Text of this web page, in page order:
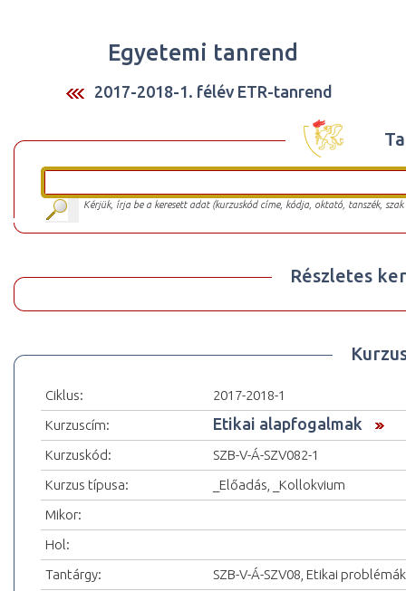
Egyetemi tanrend
2017-2018-1. félév ETR-tanrend
Kérjük, írja be a keresett adat (kurzuskód címe, kódja, oktató, tanszék,
Részletes
Ciklus:
2017-2018-1
Kurzuscím:
Etikai alapfogalmak
Kurzuskód:
SZB-V-Á-SZV082-1
Kurzus típusa:
_Előadás, _Kollokvium
Mikor:
Hol:
Tantárgy:
SZB-V-Á-SZV08, Etikai problémák